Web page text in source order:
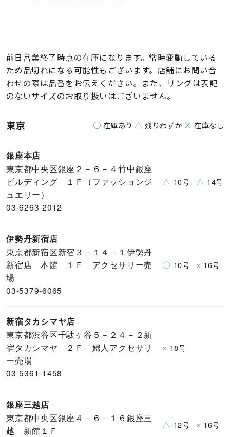
前日営業終了時点の在庫になります。常時変動している
ため品切れになる可能性もございます。店舗にお問い合
わせの際は品番をお伝えください。また、リングは表記
のないサイズのお取り扱いはございません。
○ 在庫あり △ 残りわずか × 在庫なし
東京
銀座本店
東京都中央区銀座２－６－４竹中銀座
ビルディング １Ｆ（ファッションジ
ュエリー）
03-6263-2012
△ 10号 △ 14号
伊勢丹新宿店
東京都新宿区新宿３－１４－１伊勢丹
新宿店 本館 １Ｆ アクセサリー売
場
03-5379-6065
〇 10号 × 16号
新宿タカシマヤ店
東京都渋谷区千駄ヶ谷５－２４－２新
宿タカシマヤ ２Ｆ 婦人アクセサリ
ー売場
03-5361-1458
× 18号
銀座三越店
東京都中央区銀座４－６－１６銀座三
越 新館１Ｆ
△ 12号 × 16号